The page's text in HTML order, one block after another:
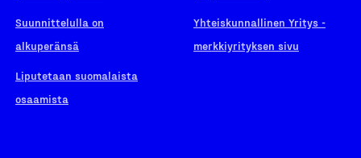
Suunnittelulla on
alkuperänsä
Liputetaan suomalaista
osaamista
Yhteiskunnallinen Yritys -
merkkiyrityksen sivu